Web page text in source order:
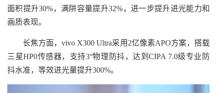
面积提升30%，满阱容量提升32%，进一步提升进光能力和
画质表现。
长焦方面，vivo X300 Ultra采用2亿像素APO方案，搭载
三星HP0传感器，支持3°物理防抖，达到CIPA 7.0级专业防
抖水准，等效进光量提升300%。